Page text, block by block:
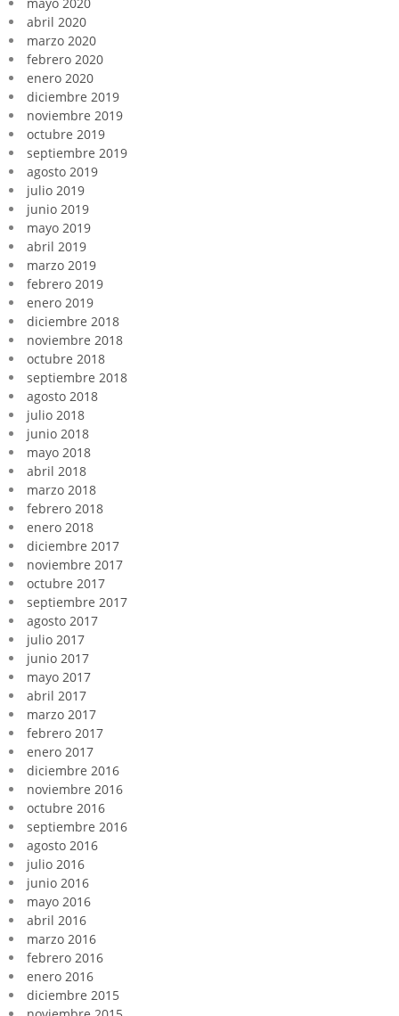
mayo 2020
abril 2020
marzo 2020
febrero 2020
enero 2020
diciembre 2019
noviembre 2019
octubre 2019
septiembre 2019
agosto 2019
julio 2019
junio 2019
mayo 2019
abril 2019
marzo 2019
febrero 2019
enero 2019
diciembre 2018
noviembre 2018
octubre 2018
septiembre 2018
agosto 2018
julio 2018
junio 2018
mayo 2018
abril 2018
marzo 2018
febrero 2018
enero 2018
diciembre 2017
noviembre 2017
octubre 2017
septiembre 2017
agosto 2017
julio 2017
junio 2017
mayo 2017
abril 2017
marzo 2017
febrero 2017
enero 2017
diciembre 2016
noviembre 2016
octubre 2016
septiembre 2016
agosto 2016
julio 2016
junio 2016
mayo 2016
abril 2016
marzo 2016
febrero 2016
enero 2016
diciembre 2015